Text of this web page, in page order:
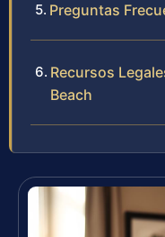
Preguntas
Recursos
Beach